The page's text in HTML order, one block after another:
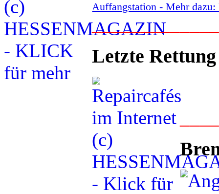
Auffangstation - Mehr
Letzte